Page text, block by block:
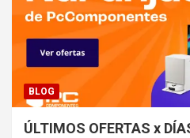
BLOG
ÚLTIMOS OFERTAS x